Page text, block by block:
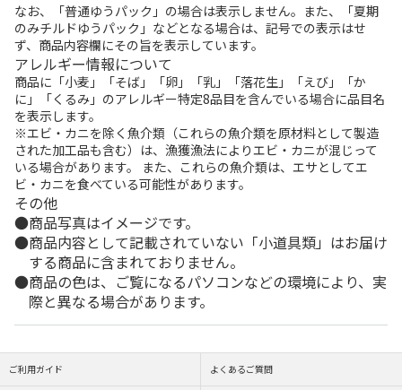
なお、「普通ゆうパック」の場合は表示しません。また、「夏期
のみチルドゆうパック」などとなる場合は、記号での表示はせ
ず、商品内容欄にその旨を表示しています。
アレルギー情報について
商品に「小麦」「そば」「卵」「乳」「落花生」「えび」「か
に」「くるみ」のアレルギー特定8品目を含んでいる場合に品目名
を表示します。
※エビ・カニを除く魚介類（これらの魚介類を原材料として製造
された加工品も含む）は、漁獲漁法によりエビ・カニが混じって
いる場合があります。 また、これらの魚介類は、エサとしてエ
ビ・カニを食べている可能性があります。
その他
商品写真はイメージです。
商品内容として記載されていない「小道具類」はお届け
する商品に含まれておりません。
商品の色は、ご覧になるパソコンなどの環境により、実
際と異なる場合があります。
ご利用ガイド よくあるご質問